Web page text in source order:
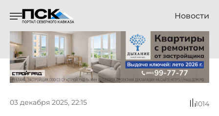
Новости
03 декабря 2025, 22:15 1014